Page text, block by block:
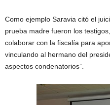
Como ejemplo Saravia citó el
prueba madre fueron los
colaborar con la fiscalía para
vinculando al hermano del
aspectos condenatorios”.